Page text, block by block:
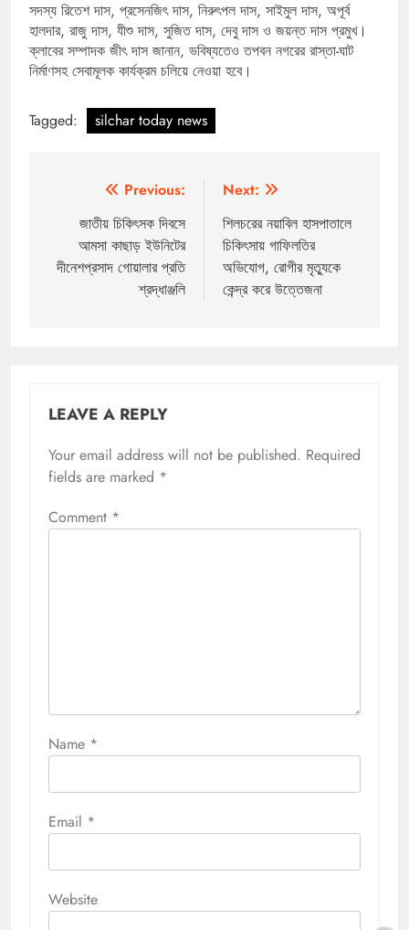
সদস্য রিতেশ দাস, প্রসেনজিৎ দাস, নিরুৎপল দাস, সাইমুল দাস, অপূর্ব
হালদার, রাজু দাস, যীশু দাস, সুজিত দাস, দেবু দাস ও জয়ন্ত দাস প্রমুখ।
ক্লাবের সম্পাদক জীৎ দাস জানান, ভবিষ্যতেও তপবন নগরের রাস্তা-ঘাট
নির্মাণসহ সেবামূলক কার্যক্রম চলিয়ে নেওয়া হবে।
Tagged: silchar today news
navigation
Previous:
জাতীয় চিকিৎসক দিবসে
আমসা কাছাড় ইউনিটের
দীনেশপ্রসাদ গোয়ালার প্রতি
শ্রদ্ধাঞ্জলি
Next:
শিলচরের নয়াবিল হাসপাতালে
চিকিৎসায় গাফিলতির
অভিযোগ, রোগীর মৃত্যুকে
কেন্দ্র করে উত্তেজনা
LEAVE A REPLY
Your email address will not be published. Required
fields are marked *
Comment *
Name *
Email *
Website